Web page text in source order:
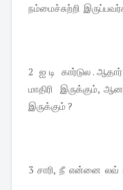
நம்மைச்சுற்றி
2 ஐ டி கார்டுல .
மாதிரி இருக்கும்,
இருக்கும் ?
3 சாரி, நீ என்னை லவ்